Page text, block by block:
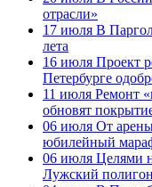
отрасли»
17 июля В
лета
16 июля Проект
Петербурге
11 июля Ремонт
обновят
06 июля От
юбилейный
06 июля Целями
Лужский